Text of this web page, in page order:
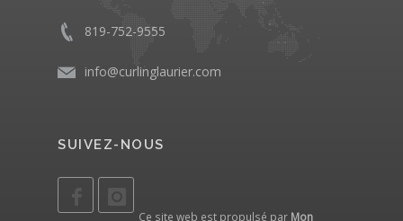
819-752-9555
info@curlinglaurier.com
SUIVEZ-NOUS
Ce site web est propulsé par Mon